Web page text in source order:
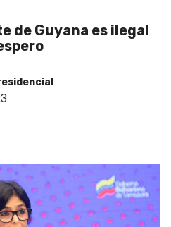
de Guyana es ilegal